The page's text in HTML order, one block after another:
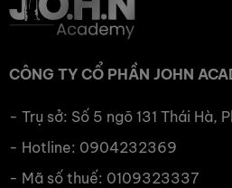
CÔNG TY CỔ PHẦN JOHN
- Trụ sở: Số 5 ngõ 131 Thái Hà,
- Hotline: 0904232369
- Mã số thuế: 0109323337